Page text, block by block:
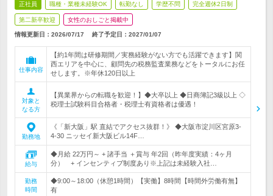
正社員 職種・業種未経験OK 転勤なし 学歴不問 完全週休2日制
第二新卒歓迎 女性のおしごと掲載中
情報更新日：2026/07/17 終了予定日： 2027/01/07
仕事内容
【約1年間は研修期間／実務経験がない方でも活躍できます】関
西エリアを中心に、顧問先の税務監査業務などをトータルにお任
せします。※年休120日以上
対象と
なる方
【異業界からの転職を歓迎！】◆大卒以上 ◆日商簿記3級以上 ◇
税理士試験科目合格者・税理士有資格者は優遇！
勤務地
《「新大阪」駅 直結でアクセス抜群！》 ◆大阪市淀川区宮原3-
4-30 ニッセイ新大阪ビル14F…
給与
◆月給 22万円～ + 諸手当 ＋賞与 年2回（昨年度実績：4ヶ月
分） + インセンティブ制度あり※上記は未経験入社…
勤務
時間
◆9:00～18:00（休憩1時間）【実働】8時間【時間外労働有無】
有